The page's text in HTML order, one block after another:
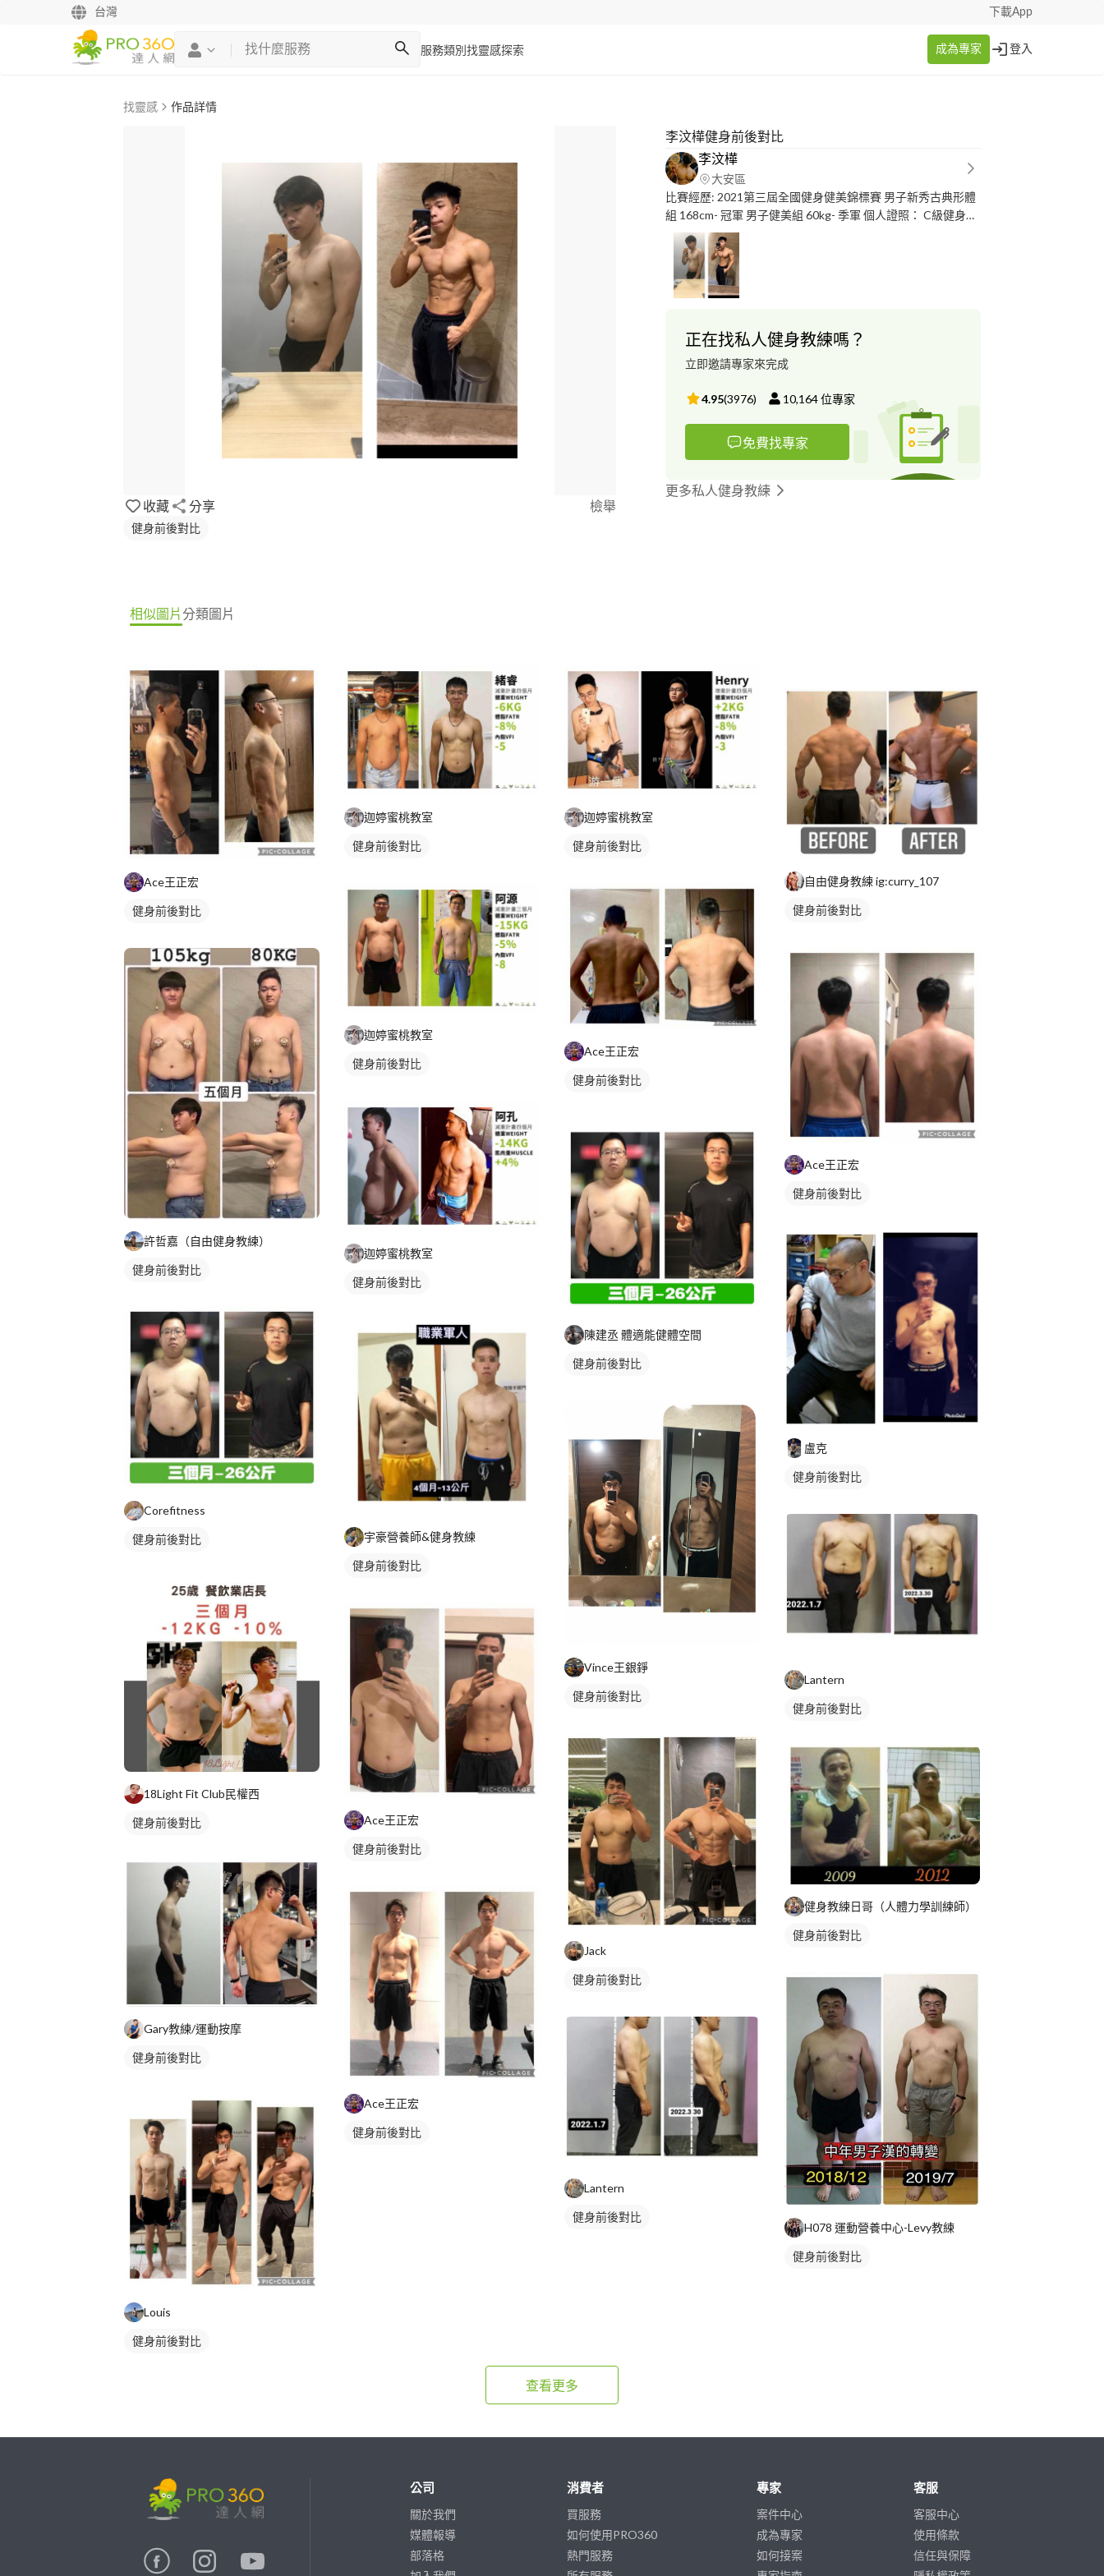
台灣 下載App
服務類別 找靈感探索 成為專家 登入
找靈感 作品詳情
收藏 分享 檢舉
健身前後對比
李汶樺健身前後對比
李汶樺
大安區
比賽經歷: 2021第三屆全國健身健美錦標賽 男子新秀古典形體
組 168cm- 冠軍 男子健美組 60kg- 季軍 個人證照： C級健身指
導員 CPR+AED急救訓練 專長：一對一健身指導 / 靈活飲食建
議 / 增肌減脂客製化訓練指導 / 授課地點：Goal Fitness 走！健
身 地址：台北市大安區大安區路一段85號2F 我的聯絡方式: 想
了解收費方式直接加我line， 密我即可 ID: *********
正在找私人健身教練嗎？
立即邀請專家來完成
4.95(3976) 10,164位專家
免費找專家
更多私人健身教練
相似圖片分類圖片
Ace王正宏
健身前後對比
許哲嘉（自由健身教練）
健身前後對比
Corefitness
健身前後對比
18Light Fit Club民權西
健身前後對比
Gary教練/運動按摩
健身前後對比
Louis
健身前後對比
迦婷蜜桃教室
健身前後對比
迦婷蜜桃教室
健身前後對比
迦婷蜜桃教室
健身前後對比
宇豪營養師&健身教練
健身前後對比
Ace王正宏
健身前後對比
Ace王正宏
健身前後對比
迦婷蜜桃教室
健身前後對比
Ace王正宏
健身前後對比
陳建丞 體適能健體空間
健身前後對比
Vince王銀錚
健身前後對比
Jack
健身前後對比
Lantern
健身前後對比
自由健身教練 ig:curry_107
健身前後對比
Ace王正宏
健身前後對比
盧克
健身前後對比
Lantern
健身前後對比
健身教練日哥（人體力學訓練師）
健身前後對比
H078 運動營養中心-Levy教練
健身前後對比
查看更多
公司
關於我們
媒體報導
部落格
消費者
買服務
如何使用PRO360
熱門服務
專家
案件中心
成為專家
如何接案
客服
客服中心
使用條款
信任與保障